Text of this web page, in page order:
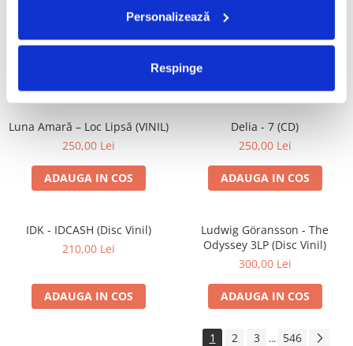
Personalizează
Respinge
Fugees - The Score (CD)
Cargo- Spiritus Sanctus (Editie
Aniversara) (Disc Vinil)
150,00 Lei
Luna Amară – Loc Lipsă (VINIL)
250,00 Lei
ADAUGA IN COS
Delia - 7 (CD)
250,00 Lei
ADAUGA IN COS
IDK - IDCASH (Disc Vinil)
210,00 Lei
ADAUGA IN COS
Ludwig Göransson - The
Odyssey 3LP (Disc Vinil)
300,00 Lei
ADAUGA IN COS
1 2 3 ... 546